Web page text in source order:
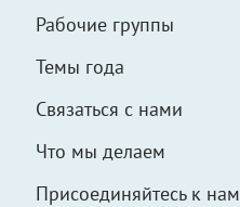
Рабочие группы
Темы года
Связаться с нами
Что мы делаем
Присоединяйтесь к нам